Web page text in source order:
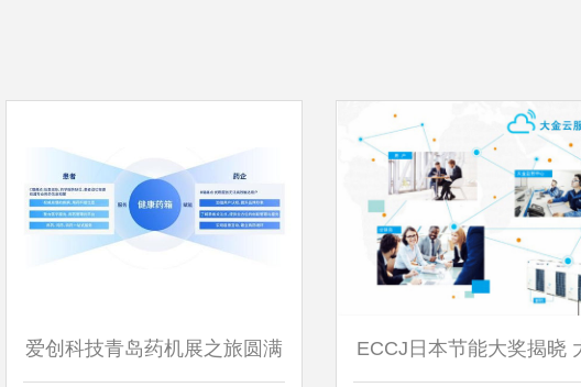
爱创科技青岛药机展之旅圆满 ECCJ日本节能大奖揭晓